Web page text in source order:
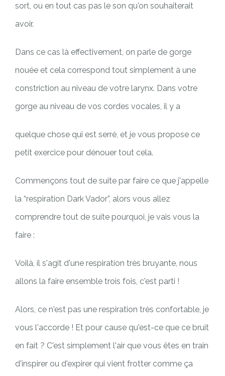
sort, ou en tout cas pas le son qu'on souhaiterait
avoir.
Dans ce cas là effectivement, on parle de gorge
nouée et cela correspond tout simplement à une
constriction au niveau de votre larynx. Dans votre
gorge au niveau de vos cordes vocales, il y a
quelque chose qui est serré, et je vous propose ce
petit exercice pour dénouer tout cela.
Commençons tout de suite par faire ce que j'appelle
la “respiration Dark Vador”, alors vous allez
comprendre tout de suite pourquoi, je vais vous la
faire :
Voilà, il s'agit d'une respiration très bruyante, nous
allons la faire ensemble trois fois, c'est parti !
Alors, ce n'est pas une respiration très confortable, je
vous l'accorde ! Et pour cause qu'est-ce que ce bruit
en fait ? C'est simplement l'air que vous êtes en train
d'inspirer ou d'expirer qui vient frotter comme ça